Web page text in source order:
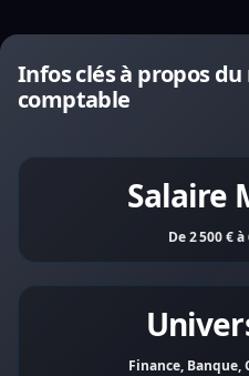
Infos clés à propos
comptable
Salaire
De 2 500 € à
Finance,